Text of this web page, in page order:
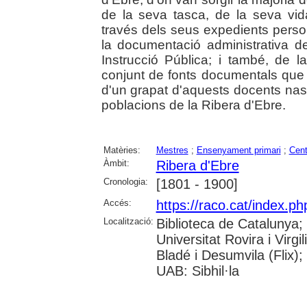
de la seva tasca, de la seva
través dels seus expedients
la documentació administrativa
Instrucció Pública; i també, de
conjunt de fonts documentals
d'un grapat d'aquests docents
poblacions de la Ribera d'Ebre.
Matèries: Mestres ; Ensenyament primari ;
Àmbit:
Ribera d'Ebre
Cronologia: [1801 - 1900]
Accés: https://raco.cat/
Localització: Biblioteca de
Universitat Rovira i
Bladé i Desumvila
UAB: Sibhil·la